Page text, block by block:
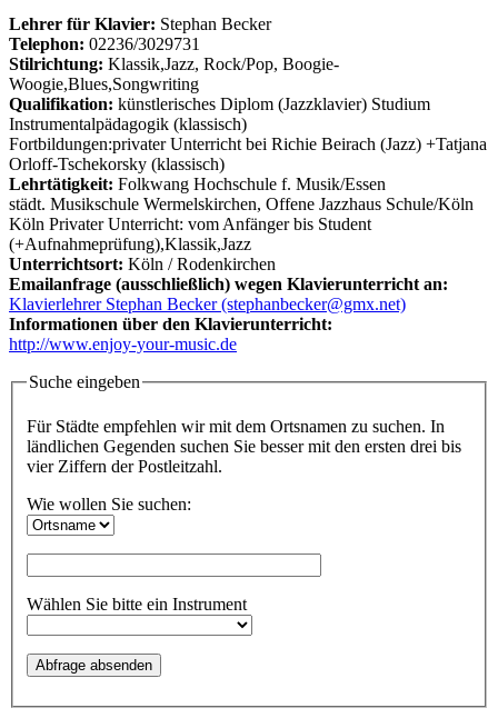
Lehrer für Klavier: Stephan Becker
Telephon: 02236/3029731
Stilrichtung: Klassik,Jazz, Rock/Pop, Boogie-
Woogie,Blues,Songwriting
Qualifikation: künstlerisches Diplom (Jazzklavier) Studium
Instrumentalpädagogik (klassisch)
Fortbildungen:privater Unterricht bei Richie Beirach (Jazz) +Tatjana
Orloff-Tschekorsky (klassisch)
Lehrtätigkeit: Folkwang Hochschule f. Musik/Essen
städt. Musikschule Wermelskirchen, Offene Jazzhaus Schule/Köln
Köln Privater Unterricht: vom Anfänger bis Student
(+Aufnahmeprüfung),Klassik,Jazz
Unterrichtsort: Köln / Rodenkirchen
Emailanfrage (ausschließlich) wegen Klavierunterricht an:
Klavierlehrer Stephan Becker (stephanbecker@gmx.net)
Informationen über den Klavierunterricht:
http://www.enjoy-your-music.de
Suche eingeben
Für Städte empfehlen wir mit dem Ortsnamen zu suchen. In
ländlichen Gegenden suchen Sie besser mit den ersten drei bis
vier Ziffern der Postleitzahl.
Wie wollen Sie suchen:
Wählen Sie bitte ein Instrument